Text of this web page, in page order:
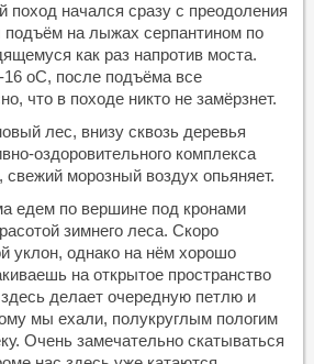
начался сразу с преодоления
подъём на лыжах серпантином по
как раз напротив моста.
оС, после подъёма все
что в походе никто не замёрзнет.
лес, внизу сквозь деревья
оздоровительного комплекса
морозный воздух опьяняет.
едем по вершине под кронами
зимнего леса. Скоро
уклон, однако на нём хорошо
на открытое пространство
здесь делает очередную петлю и
мы ехали, полукруглым пологим
Очень замечательно скатываться